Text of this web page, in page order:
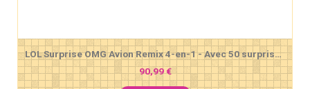
LOL Surprise OMG Avion Remix 4-en-1 - Avec 50 surprises - Se transforme en Avion, Voiture, Studio d'enregistrement et Salle de mixage
90,99 €